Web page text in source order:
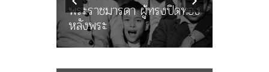
พระราชมารดา ผู้ทรงปิดทอง
หลังพระ